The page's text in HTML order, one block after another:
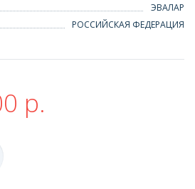
ЭВАЛАР
РОССИЙСКАЯ ФЕДЕРАЦИЯ
р.